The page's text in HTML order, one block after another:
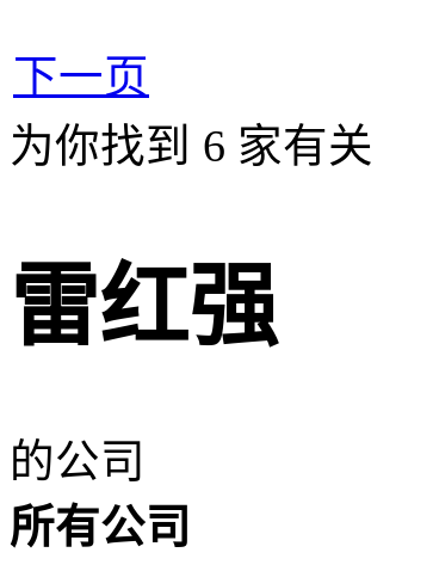
下一页
为你找到 6 家有关
雷红强
的公司
所有公司